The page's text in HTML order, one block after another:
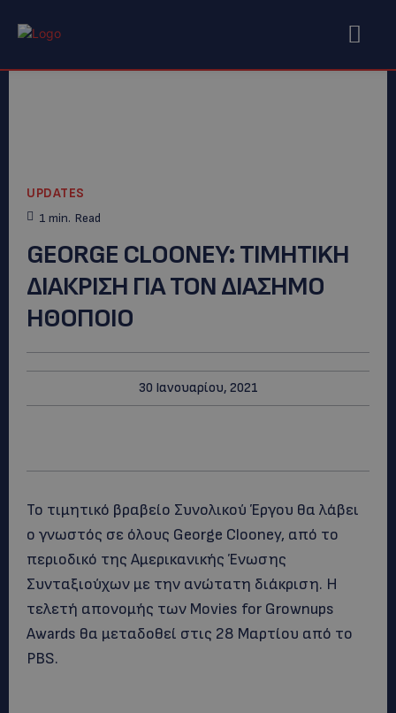
UPDATES
1 min. Read
GEORGE CLOONEY: TIMHTIKH
ΔΙΑΚΡΙΣΗ ΓΙΑ ΤΟΝ ΔΙΑΣΗΜΟ
ΗΘΟΠΟΙΟ
30 Ιανουαρίου, 2021
Το τιμητικό βραβείο Συνολικού Έργου θα λάβει
ο γνωστός σε όλους George Clooney, από το
περιοδικό της Αμερικανικής Ένωσης
Συνταξιούχων με την ανώτατη διάκριση. Η
τελετή απονομής των Movies for Grownups
Awards θα μεταδοθεί στις 28 Μαρτίου από το
PBS.